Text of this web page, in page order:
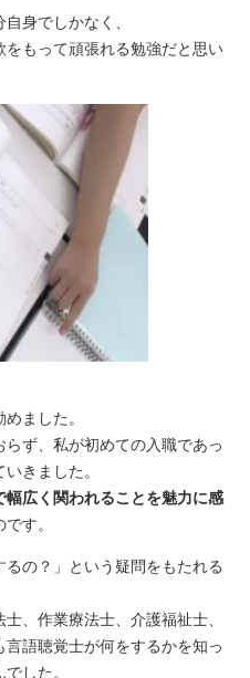
身でしかなく、
もって頑張れる勉強だと思い
ました。
ず、私が初めての入職であっ
きました。
幅広く関われることを魅力に感
す。
の？」という疑問をもたれる
、作業療法士、介護福祉士、
語聴覚士が何をするかを知っ
した。